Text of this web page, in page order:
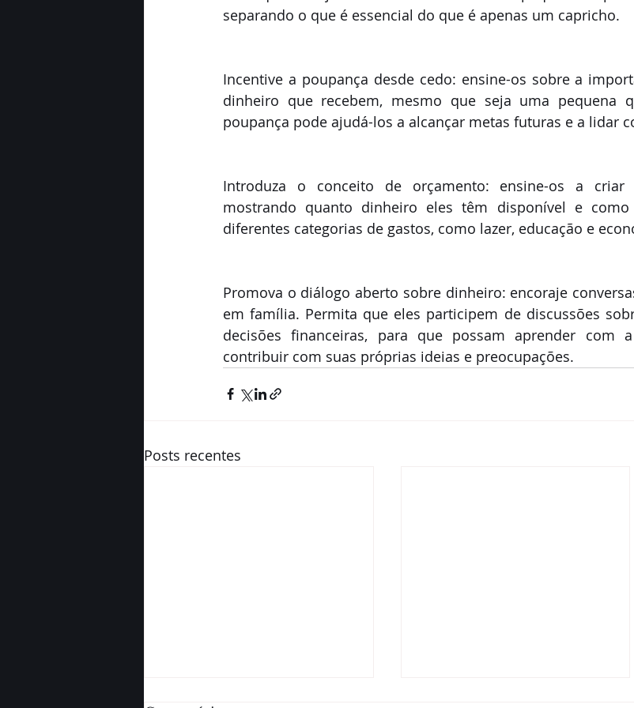
separando o que é essencial do que é apenas um capricho.
Incentive a poupança desde cedo: ensine-os sobre a
dinheiro que recebem, mesmo que seja uma pequena
poupança pode ajudá-los a alcançar metas futuras e a lidar
Introduza o conceito de orçamento: ensine-os a criar
mostrando quanto dinheiro eles têm disponível e
diferentes categorias de gastos, como lazer, educação e
Promova o diálogo aberto sobre dinheiro: encoraje
em família. Permita que eles participem de discussões
decisões financeiras, para que possam aprender com
contribuir com suas próprias ideias e preocupações.
Posts recentes